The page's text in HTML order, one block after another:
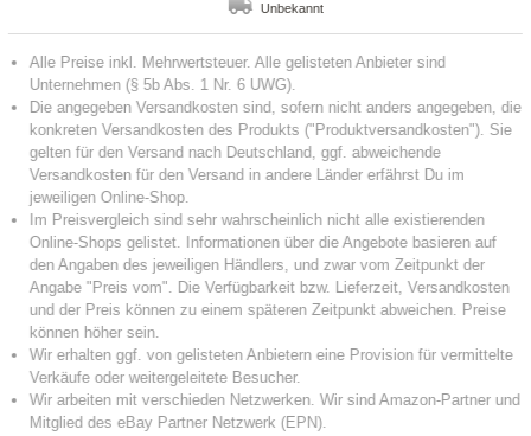
Unbekannt